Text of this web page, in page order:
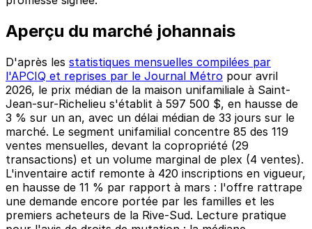
Aperçu du marché johannais
D'après les statistiques mensuelles compilées par
l'APCIQ et reprises par le Journal Métro pour avril
2026, le prix médian de la maison unifamiliale à Saint-
Jean-sur-Richelieu s'établit à 597 500 $, en hausse de
3 % sur un an, avec un délai médian de 33 jours sur le
marché. Le segment unifamilial concentre 85 des 119
ventes mensuelles, devant la copropriété (29
transactions) et un volume marginal de plex (4 ventes).
L'inventaire actif remonte à 420 inscriptions en vigueur,
en hausse de 11 % par rapport à mars : l'offre rattrape
une demande encore portée par les familles et les
premiers acheteurs de la Rive-Sud. Lecture pratique